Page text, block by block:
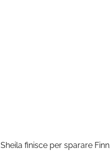
Sheila finisce per sparare